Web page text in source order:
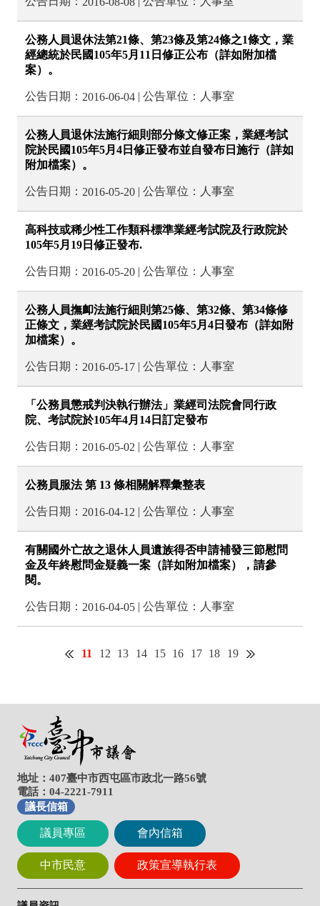
地址：407臺中市西屯區市政北一路56號
電話：04-2221-7911
議長信箱
議員專區 會內信箱
中市民意 政策宣導執行表